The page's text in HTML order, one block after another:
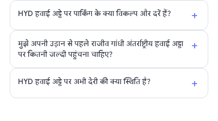
HYD हवाई अड्डे पर पार्किंग के क्या विकल्प और दरें हैं? +
मुझे अपनी उड़ान से पहले राजीव गांधी अंतर्राष्ट्रीय हवाई अड्डा
पर कितनी जल्दी पहुंचना चाहिए?
+
HYD हवाई अड्डे पर अभी देरी की क्या स्थिति है? +